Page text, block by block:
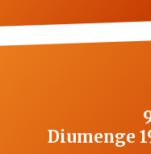
Diumenge